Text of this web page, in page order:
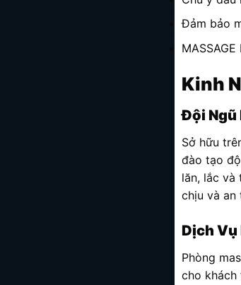
Đảm bảo
Kinh
Đội Ngũ
Sở hữu
đào tạo
lăn, lắc và
chịu và an
Dịch Vụ
Phòng
cho khách